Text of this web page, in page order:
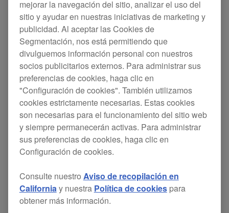
Compact, easy-to-carry
38 cm wide, with only 1.6 kg to carry, you could
use this controller in the smallest spaces.
Multi-coloured LED JOG lights
Beside the 3 body colours available, you can also
customize to your taste the colours of the JOG.
Portable and multifunctional
An ergonomic carrying grip, which doubles as an
party to after party.
Designed for Algorridim's djay2
mejorar la navegación del sitio, analizar el uso del
sitio y ayudar en nuestras iniciativas de marketing y
publicidad. Al aceptar las Cookies de
Segmentación, nos está permitiendo que
divulguemos información personal con nuestros
socios publicitarios externos. Para administrar sus
preferencias de cookies, haga clic en
"Configuración de cookies". También utilizamos
cookies estrictamente necesarias. Estas cookies
son necesarias para el funcionamiento del sitio web
y siempre permanecerán activas. Para administrar
sus preferencias de cookies, haga clic en
Configuración de cookies.
Consulte nuestro Aviso de recopilación en
Californiay nuestra Política de cookiespara
obtener más información.